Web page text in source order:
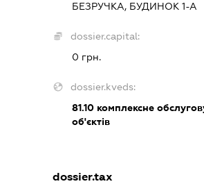
БЕЗРУЧКА, БУДИНОК 1-А
dossier.capital:
0 грн.
dossier.kveds:
81.10 комплексне
об'єктів
dossier.tax